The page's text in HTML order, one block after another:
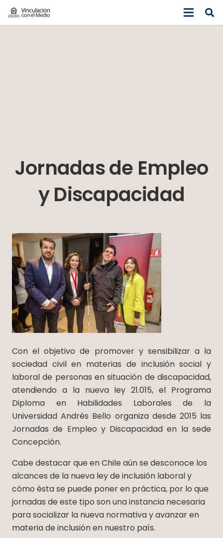
Jornadas de Empleo
y Discapacidad
Con el objetivo de promover y sensibilizar a la
sociedad civil en materias de inclusión social y
laboral de personas en situación de discapacidad,
atendiendo a la nueva ley 21.015, el Programa
Diploma en Habilidades Laborales de la
Universidad Andrés Bello organiza desde 2015 las
Jornadas de Empleo y Discapacidad en la sede
Concepción.
Cabe destacar que en Chile aún se desconoce los
alcances de la nueva ley de inclusión laboral y
cómo ésta se puede poner en práctica, por lo que
jornadas de este tipo son una instancia necesaria
para socializar la nueva normativa y avanzar en
materia de inclusión en nuestro país.